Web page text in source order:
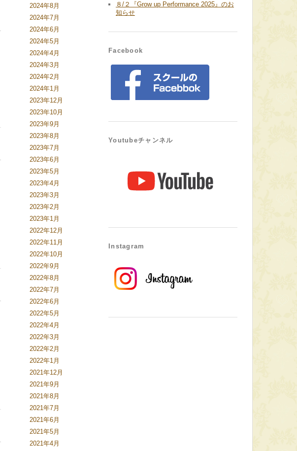
2024年8月
2024年7月
2024年6月
2024年5月
2024年4月
2024年3月
2024年2月
2024年1月
2023年12月
2023年10月
2023年9月
2023年8月
2023年7月
2023年6月
2023年5月
2023年4月
2023年3月
2023年2月
2023年1月
2022年12月
2022年11月
2022年10月
2022年9月
2022年8月
2022年7月
2022年6月
2022年5月
2022年4月
2022年3月
2022年2月
2022年1月
2021年12月
2021年9月
2021年8月
2021年7月
2021年6月
2021年5月
2021年4月
８/２『Grow up Performance 2025』のお
知らせ
Facebook
Youtubeチャンネル
Instagram